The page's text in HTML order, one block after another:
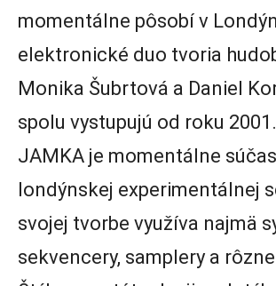
momentálne pôsobí v
elektronické duo tvoria
Monika Šubrtová a Daniel
spolu vystupujú od roku
JAMKA je momentálne
londýnskej experimentálnej
svojej tvorbe využíva najmä
sekvencery, samplery a